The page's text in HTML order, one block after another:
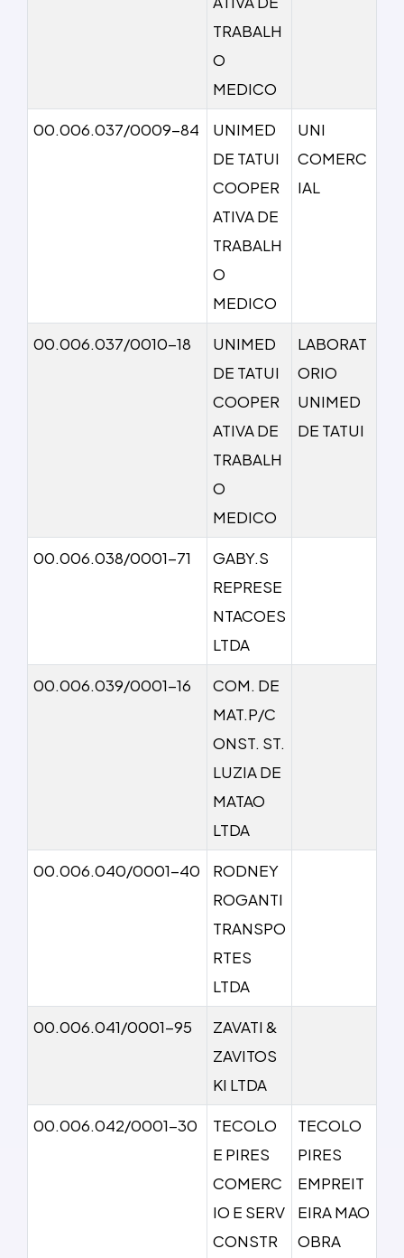
TRABALH
O
MEDICO
00.006.037/0009-84
UNIMED
DE TATUI
COOPER
ATIVA DE
TRABALH
O
MEDICO
UNI
COMERC
IAL
00.006.037/0010-18
UNIMED
DE TATUI
COOPER
ATIVA DE
TRABALH
O
MEDICO
LABORAT
ORIO
UNIMED
DE TATUI
00.006.038/0001-71
GABY.S
REPRESE
NTACOES
LTDA
00.006.039/0001-16
COM. DE
MAT.P/C
ONST. ST.
LUZIA DE
MATAO
LTDA
00.006.040/0001-40
RODNEY
ROGANTI
TRANSPO
RTES
LTDA
00.006.041/0001-95
ZAVATI &
ZAVITOS
KI LTDA
00.006.042/0001-30
TECOLO
E PIRES
COMERC
IO E SERV
CONSTR
TECOLO
PIRES
EMPREIT
EIRA MAO
OBRA